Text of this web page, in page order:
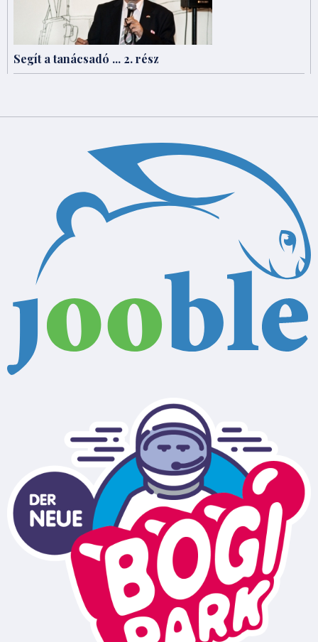
Segít a tanácsadó ... 2. rész